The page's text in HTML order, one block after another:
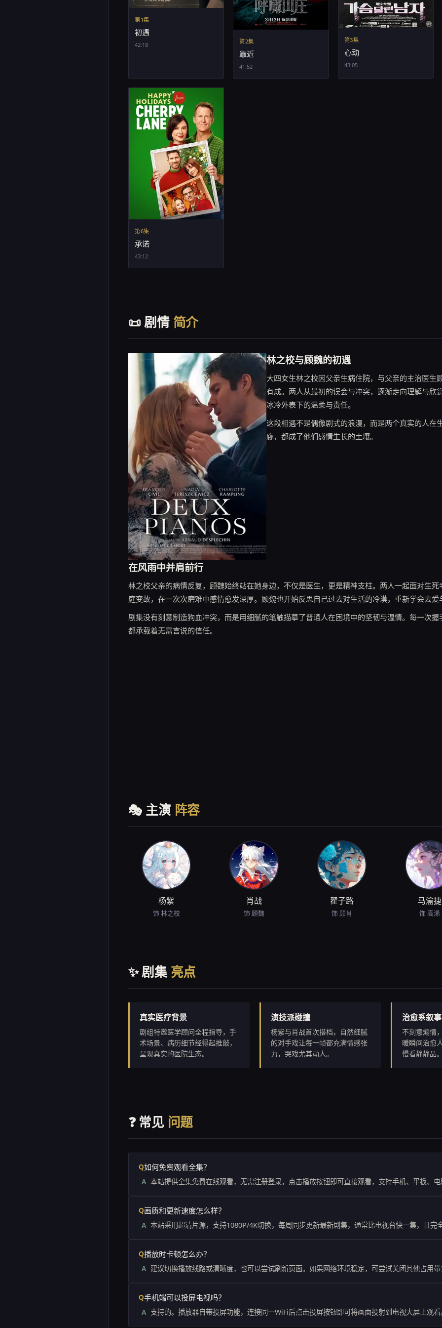
第1集
初遇
42:18 第2集
靠近
41:52
第3集
心动
43:05
第6集
承诺
43:12
📜 剧情 简介
林之校与顾魏的初遇
大四女生林之校因父亲生病住院，与父亲的主治医
有成。两人从最初的误会与冲突，逐渐走向理解与
冰冷外表下的温柔与责任。
这段相遇不是偶像剧式的浪漫，而是两个真实的人
廊，都成了他们感情生长的土壤。
在风雨中并肩前行
林之校父亲的病情反复，顾魏始终站在她身边，不仅是医生，更是精神支柱。两人一起面对生死
庭变故，在一次次磨难中感情愈发深厚。顾魏也开始反思自己过去对生活的冷漠，重新学会去爱
剧集没有刻意制造狗血冲突，而是用细腻的笔触描摹了普通人在困境中的坚韧与温情。每一次握
都承载着无需言说的信任。
🎭 主演 阵容
杨紫
饰 林之校
肖战
饰 顾魏
翟子路
饰 顾肖
马渝捷
饰 高浠
✨ 剧集 亮点
真实医疗背景
剧组特邀医学顾问全程指导，手
术场景、病历细节经得起推敲，
呈现真实的医院生态。
演技派碰撞
杨紫与肖战首次搭档，自然细腻
的对手戏让每一帧都充满情感张
力，哭戏尤其动人。
治愈系叙事
不刻意煽情
暖瞬间治愈
慢看静静品
❓ 常见 问题
如何免费观看全集？
本站提供全集免费在线观看，无需注册登录，点击播放按钮即可直接观看，支持手机、平板、
画质和更新速度怎么样？
本站采用超清片源，支持1080P/4K切换，每周同步更新最新剧集，通常比电视台快一集，且完
播放时卡顿怎么办？
建议切换播放线路或清晰度，也可以尝试刷新页面。如果网络环境稳定，可尝试关闭其他占用
手机端可以投屏电视吗？
支持的。播放器自带投屏功能，连接同一WiFi后点击投屏按钮即可将画面投射到电视大屏上观